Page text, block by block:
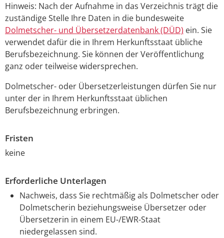
Hinweis: Nach der Aufnahme in das Verzeichnis trägt die
zuständige Stelle Ihre Daten in die bundesweite
Dolmetscher- und Übersetzerdatenbank (DÜD) ein. Sie
verwendet dafür die in Ihrem Herkunftsstaat übliche
Berufsbezeichnung. Sie können der Veröffentlichung
ganz oder teilweise widersprechen.
Dolmetscher- oder Übersetzerleistungen dürfen Sie nur
unter der in Ihrem Herkunftsstaat üblichen
Berufsbezeichnung erbringen.
Fristen
keine
Erforderliche Unterlagen
Nachweis, dass Sie rechtmäßig als Dolmetscher oder
Dolmetscherin beziehungsweise Übersetzer oder
Übersetzerin in einem EU-/EWR-Staat
niedergelassen sind.